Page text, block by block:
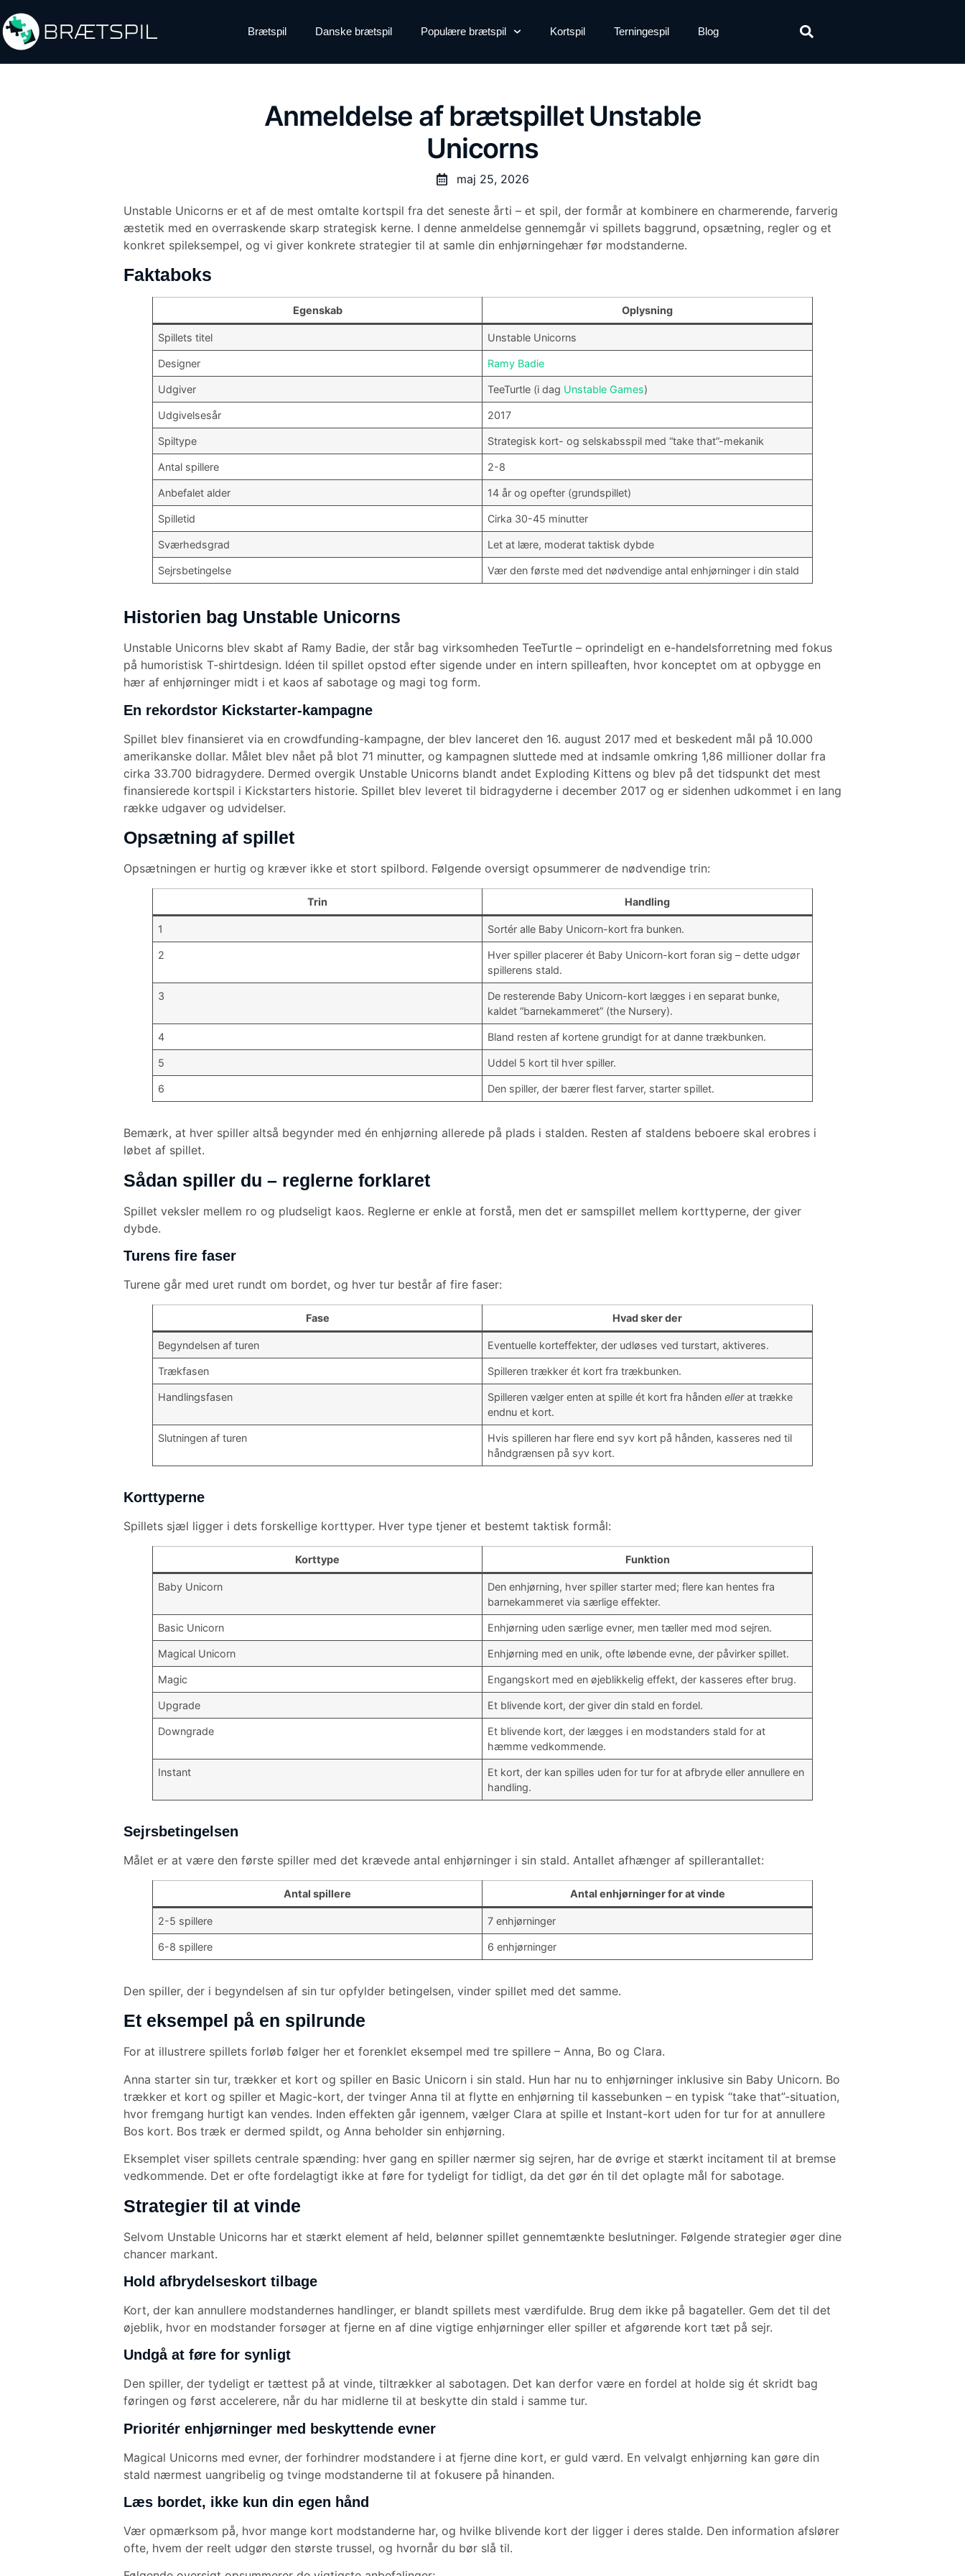
Brætspil Danske brætspil Populære brætspil Kortspil Terningespil Blog
Anmeldelse af brætspillet Unstable
Unicorns
maj 25, 2026
Unstable Unicorns er et af de mest omtalte kortspil fra det seneste årti – et spil, der formår at kombinere en charmerende, farverig
æstetik med en overraskende skarp strategisk kerne. I denne anmeldelse gennemgår vi spillets baggrund, opsætning, regler og et
konkret spileksempel, og vi giver konkrete strategier til at samle din enhjørningehær før modstanderne.
Faktaboks
Egenskab Oplysning
Spillets titel Unstable Unicorns
Designer Ramy Badie
Udgiver TeeTurtle (i dag Unstable Games)
Udgivelsesår 2017
Spiltype Strategisk kort- og selskabsspil med “take that”-mekanik
Antal spillere 2-8
Anbefalet alder 14 år og opefter (grundspillet)
Spilletid Cirka 30-45 minutter
Sværhedsgrad Let at lære, moderat taktisk dybde
Sejrsbetingelse Vær den første med det nødvendige antal enhjørninger i din stald
Historien bag Unstable Unicorns
Unstable Unicorns blev skabt af Ramy Badie, der står bag virksomheden TeeTurtle – oprindeligt en e-handelsforretning med fokus
på humoristisk T-shirtdesign. Idéen til spillet opstod efter sigende under en intern spilleaften, hvor konceptet om at opbygge en
hær af enhjørninger midt i et kaos af sabotage og magi tog form.
En rekordstor Kickstarter-kampagne
Spillet blev finansieret via en crowdfunding-kampagne, der blev lanceret den 16. august 2017 med et beskedent mål på 10.000
amerikanske dollar. Målet blev nået på blot 71 minutter, og kampagnen sluttede med at indsamle omkring 1,86 millioner dollar fra
cirka 33.700 bidragydere. Dermed overgik Unstable Unicorns blandt andet Exploding Kittens og blev på det tidspunkt det mest
finansierede kortspil i Kickstarters historie. Spillet blev leveret til bidragyderne i december 2017 og er sidenhen udkommet i en lang
række udgaver og udvidelser.
Opsætning af spillet
Opsætningen er hurtig og kræver ikke et stort spilbord. Følgende oversigt opsummerer de nødvendige trin:
Trin Handling
1 Sortér alle Baby Unicorn-kort fra bunken.
2
Hver spiller placerer ét Baby Unicorn-kort foran sig – dette udgør
spillerens stald.
3
De resterende Baby Unicorn-kort lægges i en separat bunke,
kaldet “barnekammeret” (the Nursery).
4 Bland resten af kortene grundigt for at danne trækbunken.
5 Uddel 5 kort til hver spiller.
6 Den spiller, der bærer flest farver, starter spillet.
Bemærk, at hver spiller altså begynder med én enhjørning allerede på plads i stalden. Resten af staldens beboere skal erobres i
løbet af spillet.
Sådan spiller du – reglerne forklaret
Spillet veksler mellem ro og pludseligt kaos. Reglerne er enkle at forstå, men det er samspillet mellem korttyperne, der giver
dybde.
Turens fire faser
Turene går med uret rundt om bordet, og hver tur består af fire faser:
Fase Hvad sker der
Begyndelsen af turen Eventuelle korteffekter, der udløses ved turstart, aktiveres.
Trækfasen Spilleren trækker ét kort fra trækbunken.
Handlingsfasen Spilleren vælger enten at spille ét kort fra håndenellerat trække
endnu et kort.
Slutningen af turen
Hvis spilleren har flere end syv kort på hånden, kasseres ned til
håndgrænsen på syv kort.
Korttyperne
Spillets sjæl ligger i dets forskellige korttyper. Hver type tjener et bestemt taktisk formål:
Korttype Funktion
Baby Unicorn
Den enhjørning, hver spiller starter med; flere kan hentes fra
barnekammeret via særlige effekter.
Basic Unicorn Enhjørning uden særlige evner, men tæller med mod sejren.
Magical Unicorn Enhjørning med en unik, ofte løbende evne, der påvirker spillet.
Magic Engangskort med en øjeblikkelig effekt, der kasseres efter brug.
Upgrade Et blivende kort, der giver din stald en fordel.
Downgrade
Et blivende kort, der lægges i en modstanders stald for at
hæmme vedkommende.
Instant
Et kort, der kan spilles uden for tur for at afbryde eller annullere en
handling.
Sejrsbetingelsen
Målet er at være den første spiller med det krævede antal enhjørninger i sin stald. Antallet afhænger af spillerantallet:
Antal spillere Antal enhjørninger for at vinde
2-5 spillere 7 enhjørninger
6-8 spillere 6 enhjørninger
Den spiller, der i begyndelsen af sin tur opfylder betingelsen, vinder spillet med det samme.
Et eksempel på en spilrunde
For at illustrere spillets forløb følger her et forenklet eksempel med tre spillere – Anna, Bo og Clara.
Anna starter sin tur, trækker et kort og spiller en Basic Unicorn i sin stald. Hun har nu to enhjørninger inklusive sin Baby Unicorn. Bo
trækker et kort og spiller et Magic-kort, der tvinger Anna til at flytte en enhjørning til kassebunken – en typisk “take that”-situation,
hvor fremgang hurtigt kan vendes. Inden effekten går igennem, vælger Clara at spille et Instant-kort uden for tur for at annullere
Bos kort. Bos træk er dermed spildt, og Anna beholder sin enhjørning.
Eksemplet viser spillets centrale spænding: hver gang en spiller nærmer sig sejren, har de øvrige et stærkt incitament til at bremse
vedkommende. Det er ofte fordelagtigt ikke at føre for tydeligt for tidligt, da det gør én til det oplagte mål for sabotage.
Strategier til at vinde
Selvom Unstable Unicorns har et stærkt element af held, belønner spillet gennemtænkte beslutninger. Følgende strategier øger dine
chancer markant.
Hold afbrydelseskort tilbage
Kort, der kan annullere modstandernes handlinger, er blandt spillets mest værdifulde. Brug dem ikke på bagateller. Gem det til det
øjeblik, hvor en modstander forsøger at fjerne en af dine vigtige enhjørninger eller spiller et afgørende kort tæt på sejr.
Undgå at føre for synligt
Den spiller, der tydeligt er tættest på at vinde, tiltrækker al sabotagen. Det kan derfor være en fordel at holde sig ét skridt bag
føringen og først accelerere, når du har midlerne til at beskytte din stald i samme tur.
Prioritér enhjørninger med beskyttende evner
Magical Unicorns med evner, der forhindrer modstandere i at fjerne dine kort, er guld værd. En velvalgt enhjørning kan gøre din
stald nærmest uangribelig og tvinge modstanderne til at fokusere på hinanden.
Læs bordet, ikke kun din egen hånd
Vær opmærksom på, hvor mange kort modstanderne har, og hvilke blivende kort der ligger i deres stalde. Den information afslører
ofte, hvem der reelt udgør den største trussel, og hvornår du bør slå til.